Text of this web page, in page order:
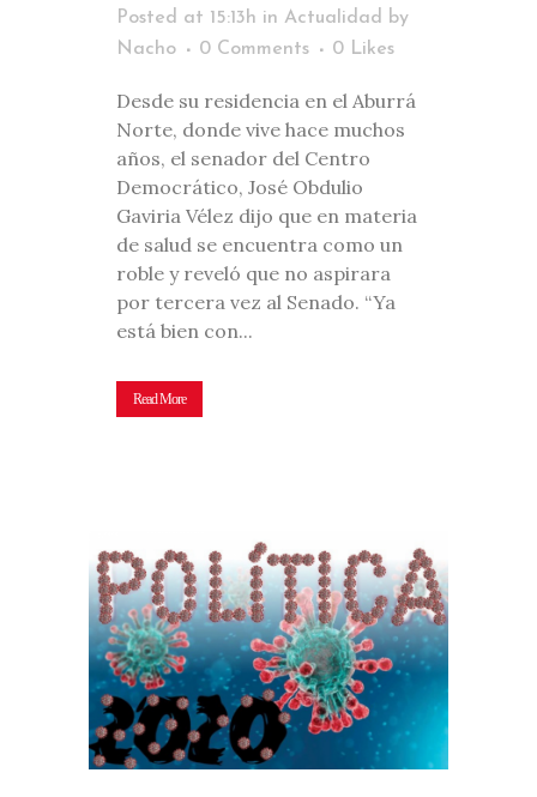
Posted at 15:13h in Actualidad
by
Nacho
0 Comments 0 Likes
Desde su residencia en el Aburrá
Norte, donde vive hace muchos
años, el senador del Centro
Democrático, José Obdulio
Gaviria Vélez dijo que en materia
de salud se encuentra como un
roble y reveló que no aspirara
por tercera vez al Senado. “Ya
está bien con...
Read More